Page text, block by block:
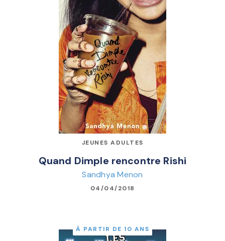
JEUNES ADULTES
Quand Dimple rencontre Rishi
Sandhya Menon
04/04/2018
À PARTIR DE 10 ANS